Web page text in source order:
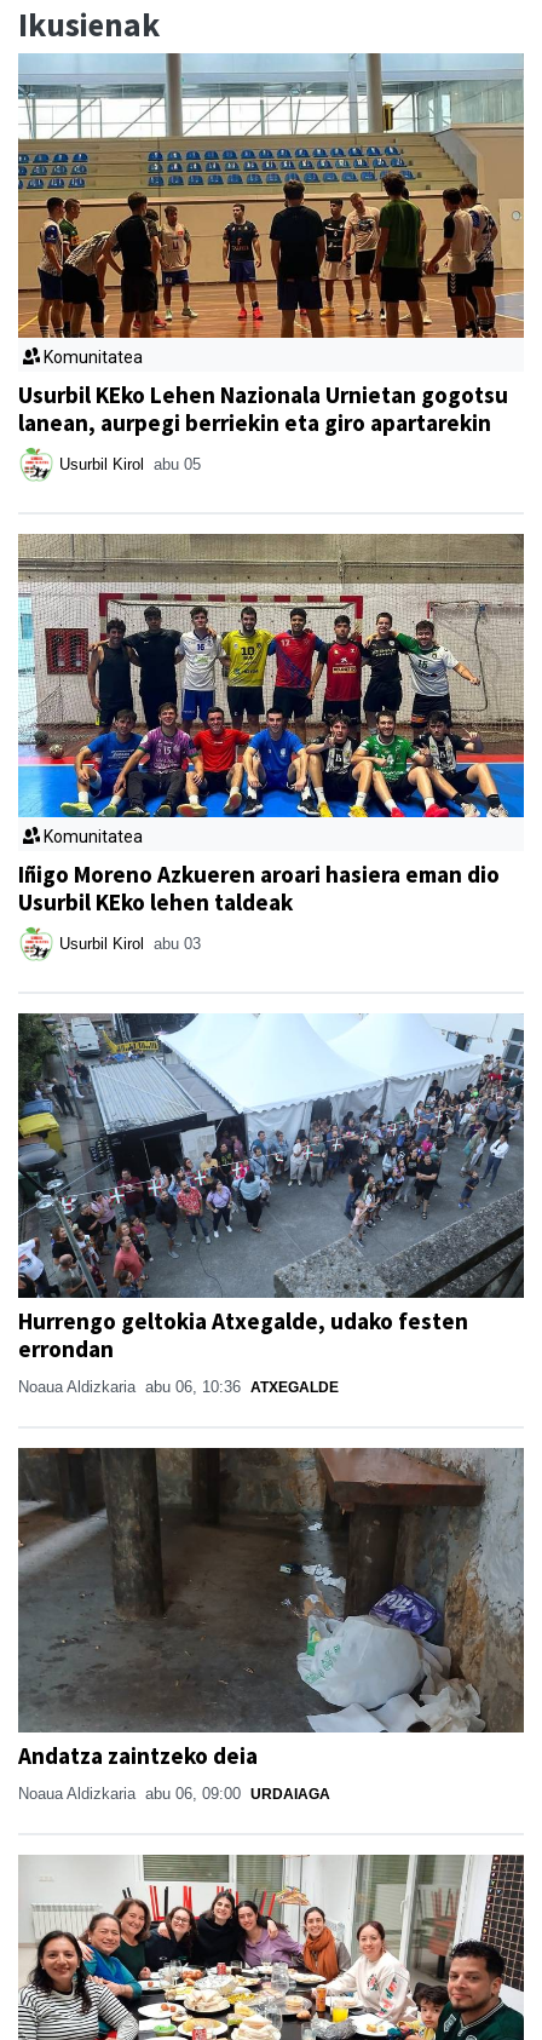
Ikusienak
Komunitatea
Usurbil KEko Lehen Nazionala Urnietan gogotsu
lanean, aurpegi berriekin eta giro apartarekin
Usurbil Kirol abu 05
Komunitatea
Iñigo Moreno Azkueren aroari hasiera eman dio
Usurbil KEko lehen taldeak
Usurbil Kirol abu 03
Hurrengo geltokia Atxegalde, udako festen
errondan
Noaua Aldizkaria abu 06, 10:36 ATXEGALDE
Andatza zaintzeko deia
Noaua Aldizkaria abu 06, 09:00 URDAIAGA